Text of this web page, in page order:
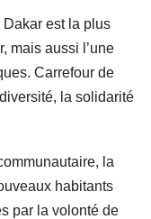
est la plus
mais aussi l’une
Carrefour de
la solidarité
la
habitants
par la volonté de